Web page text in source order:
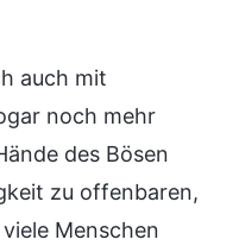
auch mit
noch mehr
des Bösen
zu offenbaren,
Menschen